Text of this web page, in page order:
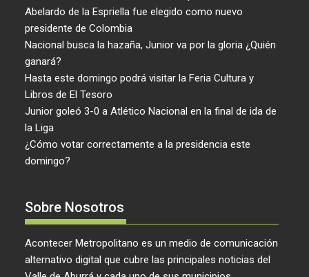
Abelardo de la Espriella fue elegido como nuevo
presidente de Colombia
Nacional busca la hazaña, Junior va por la gloria ¿Quién
ganará?
Hasta este domingo podrá visitar la Feria Cultura y
Libros de El Tesoro
Junior goleó 3-0 a Atlético Nacional en la final de ida de
la Liga
¿Cómo votar correctamente a la presidencia este
domingo?
Sobre Nosotros
Acontecer Metropolitano es un medio de comunicación
alternativo digital que cubre las principales noticias del